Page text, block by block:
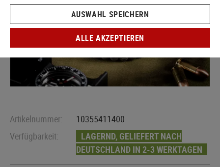
Artikelnummer:
10355411400
Verfügbarkeit:
LAGERND, GELIEFERT NACH
DEUTSCHLAND IN 2-3 WERKTAGEN
AUSWAHL SPEICHERN
ALLE AKZEPTIEREN